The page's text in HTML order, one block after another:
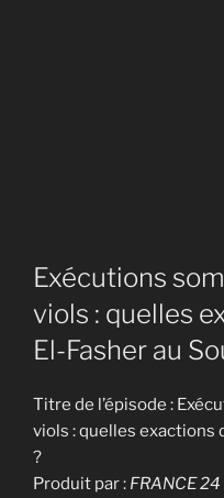
Exécutions
viols : quelles
El-Fasher au
Titre de l’épisode :
viols : quelles exactions
?
Produit par : FRANCE 24